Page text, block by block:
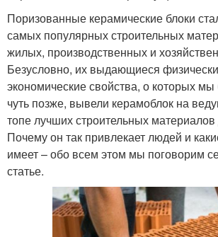
Поризованные керамические блоки
самых популярных строительных
жилых, производственных и
Безусловно, их выдающиеся
экономические свойства, о которых мы
чуть позже, вывели керамоблок на
топе лучших строительных
Почему он так привлекает людей и
имеет – обо всем этом мы поговорим
статье.